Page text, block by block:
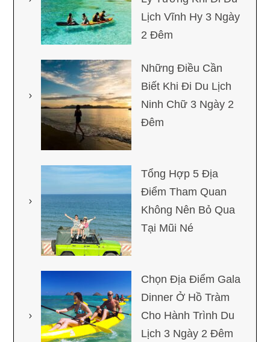
Lịch Vĩnh Hy 3 Ngày
2 Đêm
Những Điều Cần
Biết Khi Đi Du Lịch
Ninh Chữ 3 Ngày 2
Đêm
Tổng Hợp 5 Địa
Điểm Tham Quan
Không Nên Bỏ Qua
Tại Mũi Né
Chọn Địa Điểm Gala
Dinner Ở Hồ Tràm
Cho Hành Trình Du
Lịch 3 Ngày 2 Đêm